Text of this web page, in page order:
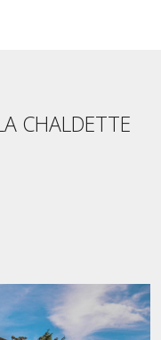
CHALDETTE